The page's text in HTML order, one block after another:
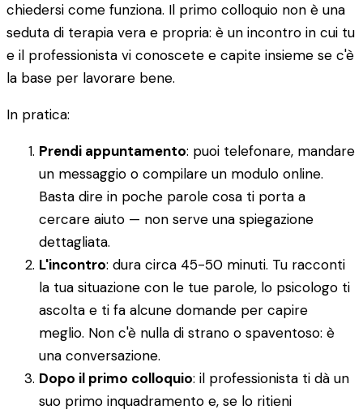
chiedersi come funziona. Il primo colloquio non è una
seduta di terapia vera e propria: è un incontro in cui tu
e il professionista vi conoscete e capite insieme se c'è
la base per lavorare bene.
In pratica:
Prendi appuntamento: puoi telefonare, mandare
un messaggio o compilare un modulo online.
Basta dire in poche parole cosa ti porta a
cercare aiuto — non serve una spiegazione
dettagliata.
L'incontro: dura circa 45-50 minuti. Tu racconti
la tua situazione con le tue parole, lo psicologo ti
ascolta e ti fa alcune domande per capire
meglio. Non c'è nulla di strano o spaventoso: è
una conversazione.
Dopo il primo colloquio: il professionista ti dà un
suo primo inquadramento e, se lo ritieni